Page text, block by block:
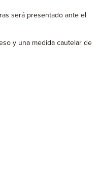
será presentado ante el
y una medida cautelar de